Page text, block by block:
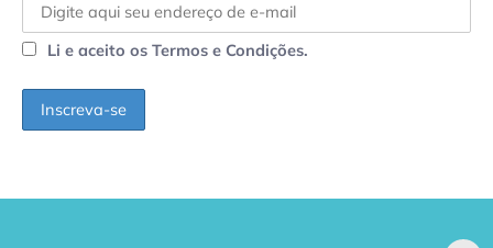
Li e aceito os Termos e Condições.
caso de superfungo